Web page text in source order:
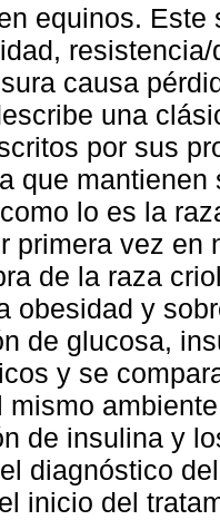
equinos. Este
causa
una
por sus
que
lo es la
primera vez
de la raza
obesidad y
de glucosa,
y se
mismo
de insulina y
diagnóstico
inicio del